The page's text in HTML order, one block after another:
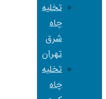
تخلیه
چاه
شرق
تهران
تخلیه
چاه